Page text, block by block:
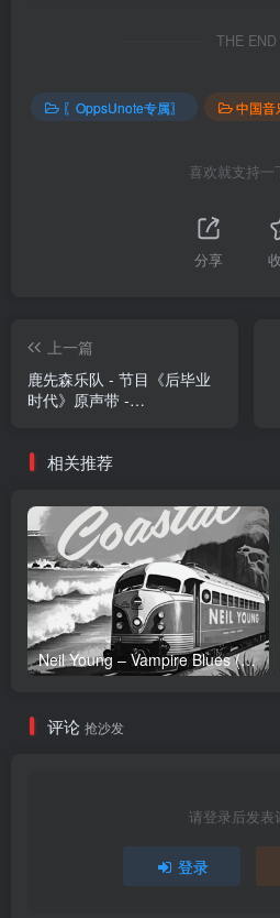
THE END
〖OppsUnote专属〗 中国音
喜欢就支持一
分享
上一篇
鹿先森乐队 - 节目《后毕业
时代》原声带 -
相关推荐
Neil Young – Vampire Blues (Live) – Single(054391239303)【24bit／96.0kHz】土耳其区
评论 抢沙发
请登录后发表
登录